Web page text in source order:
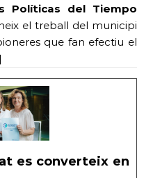
Políticas del Tiempo
el treball del municipi
que fan efectiu el
es converteix en